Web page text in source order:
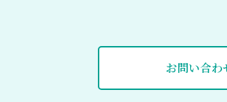
お問い合わ